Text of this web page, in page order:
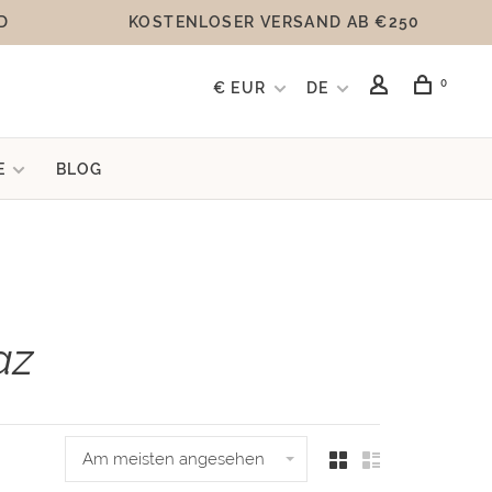
KOSTENLOSER VERSAND AB €250
€ EUR DE 0
BLOG
Am meisten angesehen